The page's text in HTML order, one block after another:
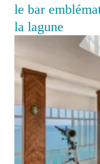
le bar
la lagune